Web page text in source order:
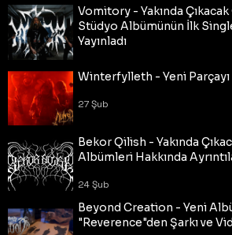
Vomitory - Yakında
Stüdyo Albümünün İlk
Yayınladı
Winterfylleth - Yeni Parçayı
27 Şub
Bekor Qilish - Yakında
Albümleri Hakkında
24 Şub
Beyond Creation - Yeni
"Reverence"den Şarkı ve